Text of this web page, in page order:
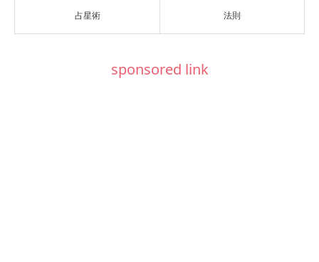
占星術 法則
sponsored link